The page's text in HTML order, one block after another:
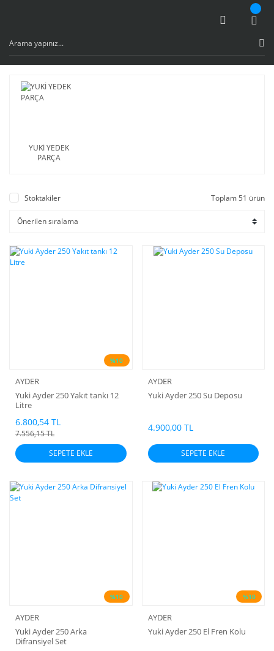
YUKİ YEDEK
PARÇA
Stoktakiler Toplam 51 ürün
%10
AYDER
Yuki Ayder 250 Yakıt tankı 12
Litre
6.800,54 TL
7.556,15 TL
SEPETE EKLE
AYDER
Yuki Ayder 250 Su Deposu
4.900,00 TL
SEPETE EKLE
%10
AYDER
Yuki Ayder 250 Arka
Difransiyel Set
%10
AYDER
Yuki Ayder 250 El Fren Kolu